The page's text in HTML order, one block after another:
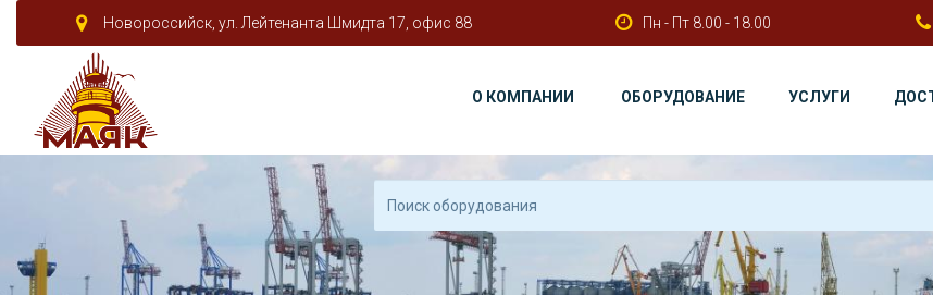
Новороссийск, ул. Лейтенанта Шмидта 17, офис 88 Пн - Пт 8.00 - 18.00
О КОМПАНИИ ОБОРУДОВАНИЕ УСЛУГИ